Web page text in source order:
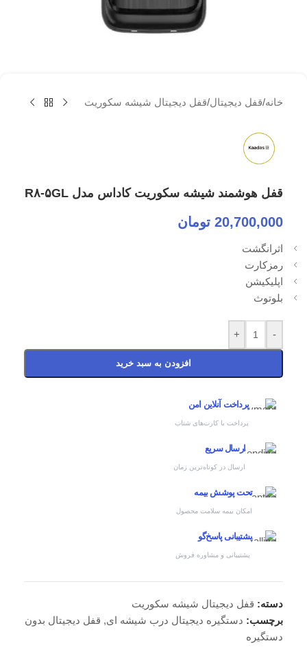
خانه/قفل دیجیتال/قفل دیجیتال شیشه سکوریت
قفل هوشمند شیشه سکوریت کاداس مدل R۸-۵GL
20,700,000 تومان
اثرانگشت
رمزکارت
اپلیکیشن
بلوتوث
-
+
افزودن به سبد خرید
پرداخت آنلاین امن
پرداخت با کارت‌های شتاب
ارسال سریع
ارسال در کوتاه‌ترین زمان
تحت پوشش بیمه
امکان بیمه سلامت محصول
پشتیبانی پاسخ‌گو
پشتیبانی و مشاوره فروش
دسته: قفل دیجیتال شیشه سکوریت
برچسب: دستگیره دیجیتال درب شیشه ای, قفل دیجیتال بدون
دستگیره